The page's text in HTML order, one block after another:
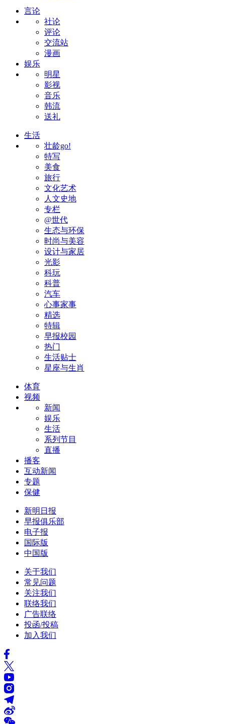
言论
社论
评论
交流站
漫画
娱乐
明星
影视
音乐
韩流
送礼
生活
壮龄go!
特写
美食
旅行
文化艺术
人文史地
专栏
@世代
生态与环保
时尚与美容
设计与家居
光影
科玩
科普
汽车
心事家事
精选
特辑
早报校园
热门
生活贴士
星座与生肖
体育
视频
新闻
娱乐
生活
系列节目
直播
播客
互动新闻
专题
保健
新明日报
早报俱乐部
电子报
国际版
中国版
关于我们
常见问题
关注我们
联络我们
广告联络
投函/投稿
加入我们